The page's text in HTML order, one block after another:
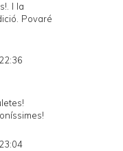
I la
Povaré